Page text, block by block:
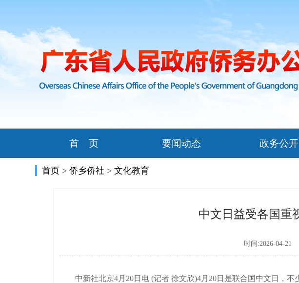
首 页 要闻动态 政务公开
首页 > 侨乡侨社 > 文化教育
中文日益受各国重
时间:2026-04-21
中新社北京4月20日电 (记者 徐文欣)4月20日是联合国中文日，不